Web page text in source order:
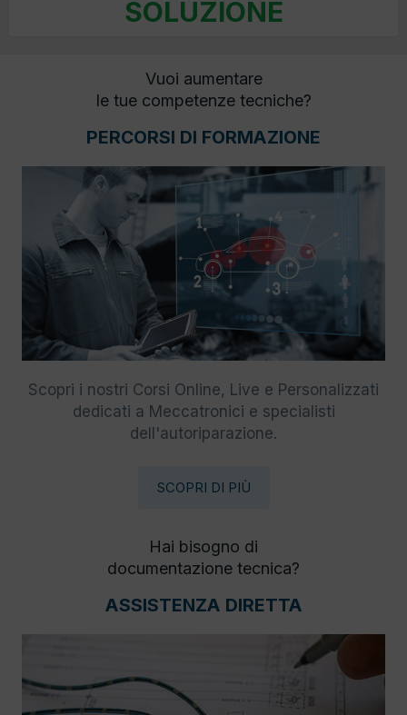
SOLUZIONE
Vuoi aumentare
le tue competenze tecniche?
PERCORSI DI FORMAZIONE
Scopri i nostri Corsi Online, Live e Personalizzati
dedicati a Meccatronici e specialisti
dell'autoriparazione.
SCOPRI DI PIÙ
Hai bisogno di
documentazione tecnica?
ASSISTENZA DIRETTA